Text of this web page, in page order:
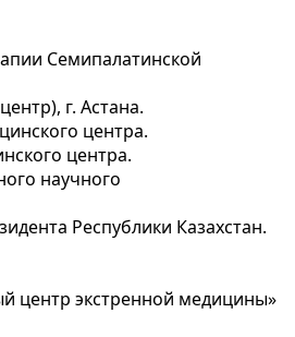
Семипалатинской
г. Астана.
центра.
центра.
научного
Республики Казахстан.
центр экстренной медицины»